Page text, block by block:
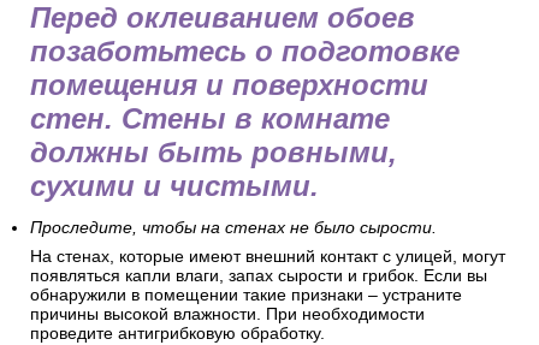
Перед оклеиванием обоев
позаботьтесь о подготовке
помещения и поверхности
стен. Стены в комнате
должны быть ровными,
сухими и чистыми.
Проследите, чтобы на стенах не было сырости.
На стенах, которые имеют внешний контакт с улицей, могут
появляться капли влаги, запах сырости и грибок. Если вы
обнаружили в помещении такие признаки – устраните
причины высокой влажности. При необходимости
проведите антигрибковую обработку.